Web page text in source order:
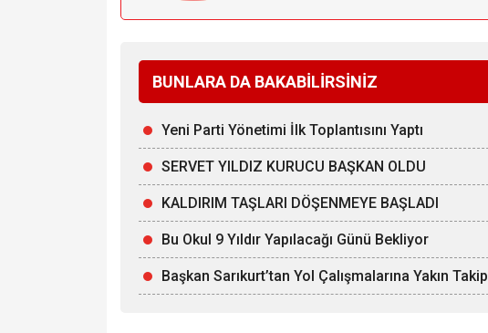
BUNLARA DA BAKABİLİRSİNİZ
Yeni Parti Yönetimi İlk Toplantısını Yaptı
SERVET YILDIZ KURUCU BAŞKAN OLDU
KALDIRIM TAŞLARI DÖŞENMEYE BAŞLADI
Bu Okul 9 Yıldır Yapılacağı Günü Bekliyor
Başkan Sarıkurt’tan Yol Çalışmalarına Yakın Takip